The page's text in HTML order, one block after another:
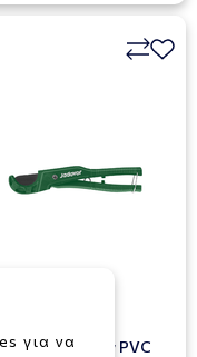
Σωληνών PVC
για να